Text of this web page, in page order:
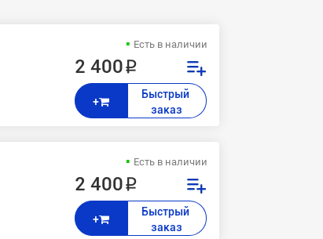
Есть в наличии
2 400 ₽
+
Быстрый
заказ
Есть в наличии
2 400 ₽
+
Быстрый
заказ